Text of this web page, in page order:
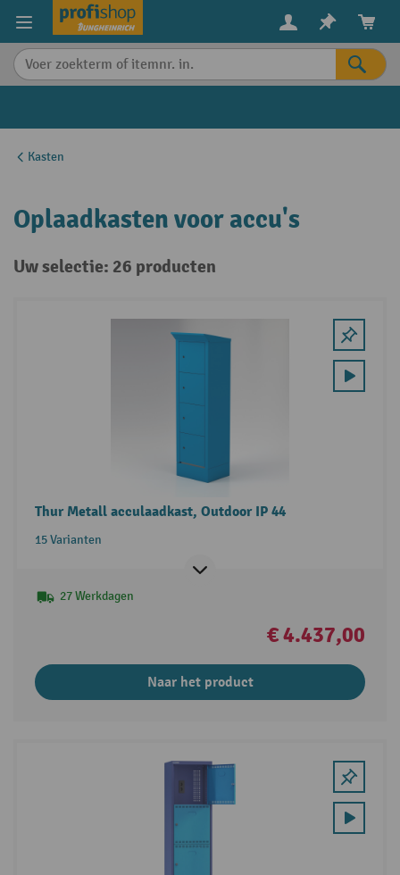
content
Kasten
Oplaadkasten voor accu's
Uw selectie: 26 producten
Thur Metall acculaadkast, Outdoor IP 44
15 Varianten
27 Werkdagen
€ 4.437,00
Naar het product